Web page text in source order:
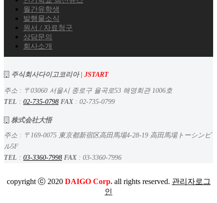
월간유학생
발행물소식
원서 / 자료청구
상담문의
회사소개
주식회사다이고코리아 | JSTART
주소 : 〒03060 서울시 종로구 율곡로53 해영회관 1006호
TEL : 02-735-0798 FAX: 02-735-0799
株式会社大悟
주소 : 〒169-0075 東京都新宿区高田馬場4-28-19 高田馬場トーシンビ
ル5F
TEL : 03-3360-7998 FAX: 03-3360-7996
copyright ⓒ 2020 DAIGO Corp.all rights reserved. 관리자로그
인